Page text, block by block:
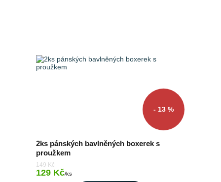
- 13 %
2ks pánských bavlněných boxerek s
proužkem
149 Kč
129 Kč/ks